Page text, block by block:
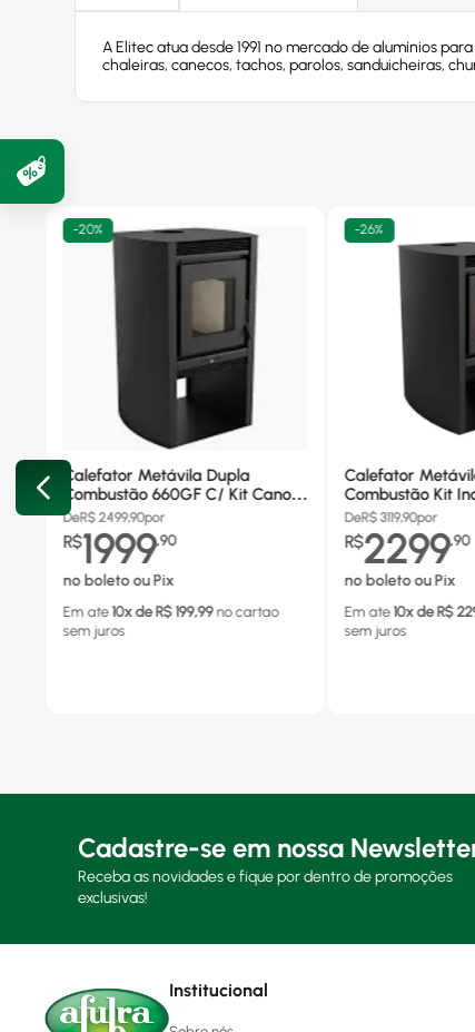
A Elitec atua desde 1991 no mercado de alumínios
chaleiras, canecos, tachos, parolos, sanduicheiras,
-20%
Calefator Metávila Dupla
Combustão 660GF C/ Kit Canos
Inox
DeR$2499,90por
R$1999,90
no boleto ou Pix
Em ate 10x de R$ 199,99 no cartao
sem juros
-26%
Calefator
Combustão Kit
DeR$3119,90por
R$2299,90
no boleto ou Pix
Em ate 10x de R$
sem juros
Cadastre-se em nossa
Receba as novidades e fique por dentro de promoções
exclusivas!
Institucional